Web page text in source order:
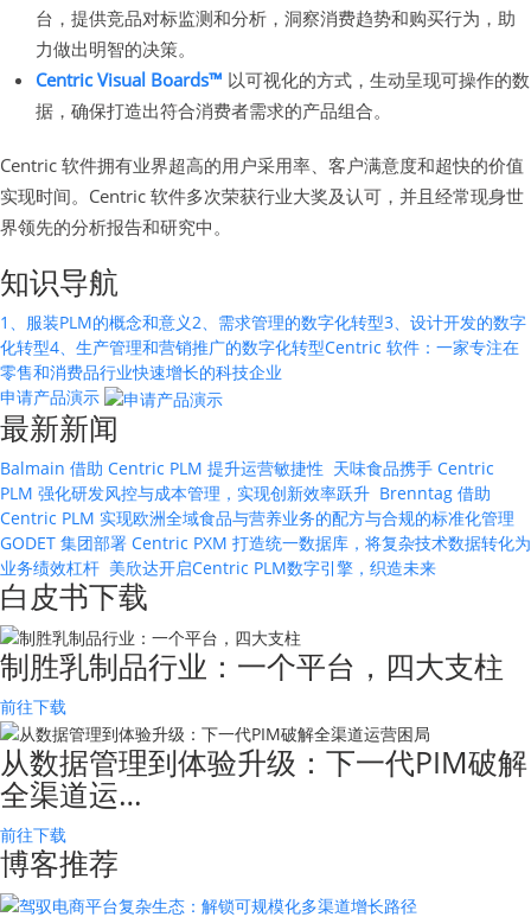
台，提供竞品对标监测和分析，洞察消费趋势和购买行为，助
力做出明智的决策。
Centric Visual Boards™ 以可视化的方式，生动呈现可操作的数
据，确保打造出符合消费者需求的产品组合。
Centric 软件拥有业界超高的用户采用率、客户满意度和超快的价值
实现时间。Centric 软件多次荣获行业大奖及认可，并且经常现身世
界领先的分析报告和研究中。
知识导航
1、服装PLM的概念和意义2、需求管理的数字化转型3、设计开发的数字
化转型4、生产管理和营销推广的数字化转型Centric 软件：一家专注在
零售和消费品行业快速增长的科技企业
申请产品演示
最新新闻
Balmain 借助 Centric PLM 提升运营敏捷性 天味食品携手 Centric
PLM 强化研发风控与成本管理，实现创新效率跃升 Brenntag 借助
Centric PLM 实现欧洲全域食品与营养业务的配方与合规的标准化管理
GODET 集团部署 Centric PXM 打造统一数据库，将复杂技术数据转化为
业务绩效杠杆 美欣达开启Centric PLM数字引擎，织造未来
白皮书下载
制胜乳制品行业：一个平台，四大支柱
前往下载
从数据管理到体验升级：下一代PIM破解
全渠道运…
前往下载
博客推荐